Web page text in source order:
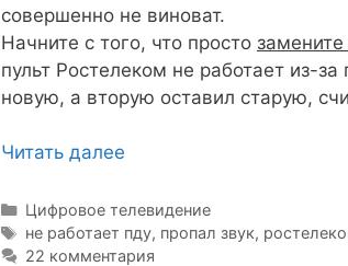
совершенно не виноват.
Начните с того, что просто
пульт Ростелеком не работает из-
новую, а вторую оставил старую,
Читать далее
Рубрики
Цифровое телевидение
Метки
не работает пду, пропал звук,
22 комментария